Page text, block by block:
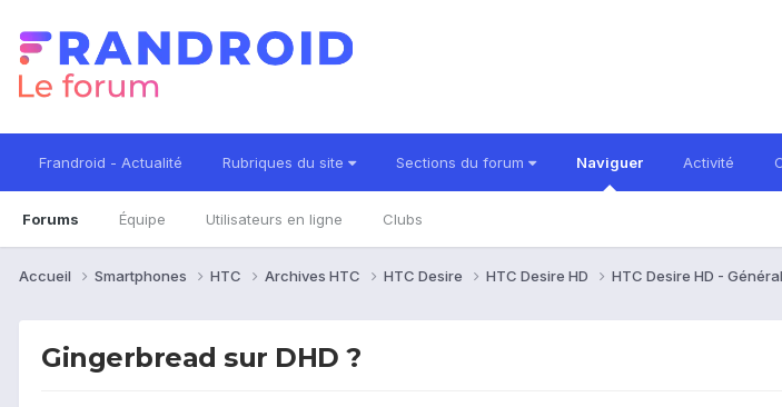
Frandroid - Actualité Rubriques du site Sections du forum Naviguer
Forums Équipe Utilisateurs en ligne Clubs
Activité
Accueil Smartphones HTC Archives HTC HTC Desire HTC Desire HD HTC Desire HD - Général
Gingerbread sur DHD ?